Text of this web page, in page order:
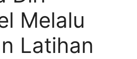
Melalu
Latihan